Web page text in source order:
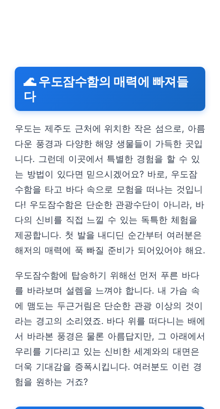
🌊 우도잠수함의 매력에 빠져들
다
우도는 제주도 근처에 위치한 작은 섬으로, 아름
다운 풍경과 다양한 해양 생물들이 가득한 곳입
니다. 그런데 이곳에서 특별한 경험을 할 수 있
는 방법이 있다면 믿으시겠어요? 바로, 우도잠
수함을 타고 바다 속으로 모험을 떠나는 것입니
다! 우도잠수함은 단순한 관광수단이 아니라, 바
다의 신비를 직접 느낄 수 있는 독특한 체험을
제공합니다. 첫 발을 내디딘 순간부터 여러분은
해저의 매력에 푹 빠질 준비가 되어있어야 해요.
우도잠수함에 탑승하기 위해선 먼저 푸른 바다
를 바라보며 설렘을 느껴야 합니다. 내 가슴 속
에 맴도는 두근거림은 단순한 관광 이상의 것이
라는 경고의 소리였죠. 바다 위를 떠다니는 배에
서 바라본 풍경은 물론 아름답지만, 그 아래에서
우리를 기다리고 있는 신비한 세계와의 대면은
더욱 기대감을 증폭시킵니다. 여러분도 이런 경
험을 원하는 거죠?